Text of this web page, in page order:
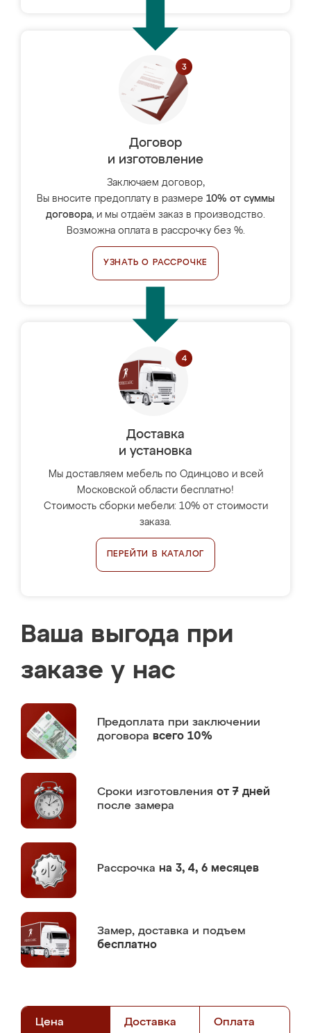
Договор
и изготовление
Заключаем договор,
Вы вносите предоплату в размере 10% от суммы
договора, и мы отдаём заказ в производство.
Возможна оплата в рассрочку без %.
УЗНАТЬ О РАССРОЧКЕ
Доставка
и установка
Мы доставляем мебель по Одинцово и всей
Московской области бесплатно!
Стоимость сборки мебели: 10% от стоимости
заказа.
ПЕРЕЙТИ В КАТАЛОГ
Ваша выгода при
заказе у нас
Предоплата при заключении
договора всего 10%
Сроки изготовления от 7 дней
после замера
Рассрочка на 3, 4, 6 месяцев
Замер, доставка и подъем
бесплатно
Цена Доставка Оплата